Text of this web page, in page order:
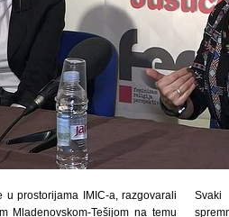
u prostorijama IMIC-a, razgovarali
Mladenovskom-Tešijom na temu
Svaki